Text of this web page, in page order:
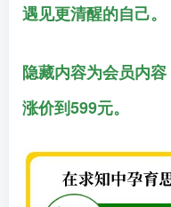
遇见更清醒的自己。
隐藏内容为会员内
涨价到599元。